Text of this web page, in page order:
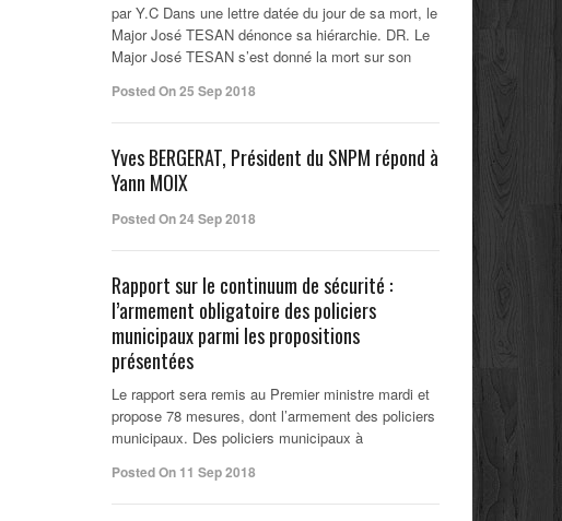
par Y.C Dans une lettre datée du jour de sa mort, le
Major José TESAN dénonce sa hiérarchie. DR. Le
Major José TESAN s’est donné la mort sur son
Posted On 25 Sep 2018
Yves BERGERAT, Président du SNPM répond à
Yann MOIX
Posted On 24 Sep 2018
Rapport sur le continuum de sécurité :
l’armement obligatoire des policiers
municipaux parmi les propositions
présentées
Le rapport sera remis au Premier ministre mardi et
propose 78 mesures, dont l’armement des policiers
municipaux. Des policiers municipaux à
Posted On 11 Sep 2018